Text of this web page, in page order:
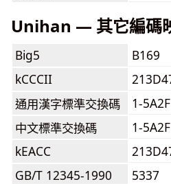
Unihan — 其它編碼
Big5
B169
kCCCII
通用漢字標準交換碼
1-5A2F
中文標準交換碼
1-5A2F
kEACC
GB/T 12345-1990
5337